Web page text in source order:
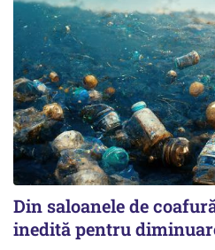
Din saloanele de
inedită pentru